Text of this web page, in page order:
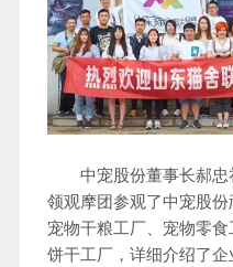
中宠股份董事长郝忠
领观摩团参观了中宠股份
宠物干粮工厂、宠物零
饼干工厂，详细介绍了